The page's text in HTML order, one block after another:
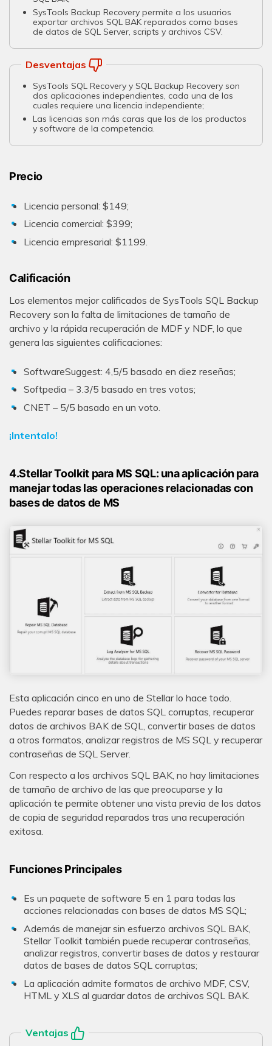
SysTools Backup Recovery permite a los usuarios
exportar archivos SQL BAK reparados como bases
de datos de SQL Server, scripts y archivos CSV.
Desventajas
SysTools SQL Recovery y SQL Backup Recovery son
dos aplicaciones independientes, cada una de las
cuales requiere una licencia independiente;
Las licencias son más caras que las de los productos
y software de la competencia.
Precio
Licencia personal: $149;
Licencia comercial: $399;
Licencia empresarial: $1199.
Calificación
Los elementos mejor calificados de SysTools SQL Backup
Recovery son la falta de limitaciones de tamaño de
archivo y la rápida recuperación de MDF y NDF, lo que
genera las siguientes calificaciones:
SoftwareSuggest: 4,5/5 basado en diez reseñas;
Softpedia – 3.3/5 basado en tres votos;
CNET – 5/5 basado en un voto.
¡Intentalo!
4.Stellar Toolkit para MS SQL: una aplicación para
manejar todas las operaciones relacionadas con
bases de datos de MS
Esta aplicación cinco en uno de Stellar lo hace todo.
Puedes reparar bases de datos SQL corruptas, recuperar
datos de archivos BAK de SQL, convertir bases de datos
a otros formatos, analizar registros de MS SQL y recuperar
contraseñas de SQL Server.
Con respecto a los archivos SQL BAK, no hay limitaciones
de tamaño de archivo de las que preocuparse y la
aplicación te permite obtener una vista previa de los datos
de copia de seguridad reparados tras una recuperación
exitosa.
Funciones Principales
Es un paquete de software 5 en 1 para todas las
acciones relacionadas con bases de datos MS SQL;
Además de manejar sin esfuerzo archivos SQL BAK,
Stellar Toolkit también puede recuperar contraseñas,
analizar registros, convertir bases de datos y restaurar
datos de bases de datos SQL corruptas;
La aplicación admite formatos de archivo MDF, CSV,
HTML y XLS al guardar datos de archivos SQL BAK.
Ventajas